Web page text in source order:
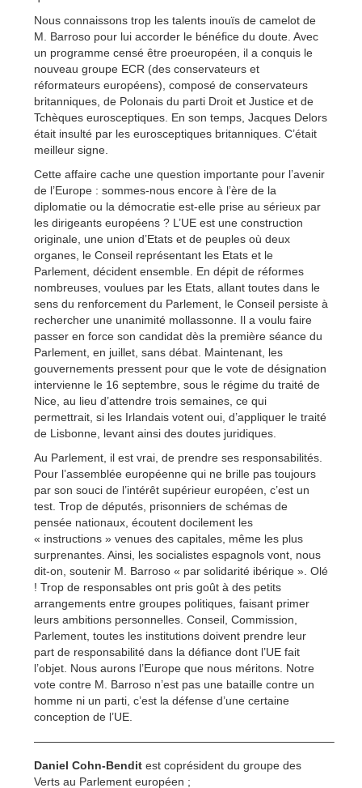
Nous connaissons trop les talents inouïs de camelot de
M. Barroso pour lui accorder le bénéfice du doute. Avec
un programme censé être proeuropéen, il a conquis le
nouveau groupe ECR (des conservateurs et
réformateurs européens), composé de conservateurs
britanniques, de Polonais du parti Droit et Justice et de
Tchèques eurosceptiques. En son temps, Jacques Delors
était insulté par les eurosceptiques britanniques. C’était
meilleur signe.
Cette affaire cache une question importante pour l’avenir
de l’Europe : sommes-nous encore à l’ère de la
diplomatie ou la démocratie est-elle prise au sérieux par
les dirigeants européens ? L’UE est une construction
originale, une union d’Etats et de peuples où deux
organes, le Conseil représentant les Etats et le
Parlement, décident ensemble. En dépit de réformes
nombreuses, voulues par les Etats, allant toutes dans le
sens du renforcement du Parlement, le Conseil persiste à
rechercher une unanimité mollassonne. Il a voulu faire
passer en force son candidat dès la première séance du
Parlement, en juillet, sans débat. Maintenant, les
gouvernements pressent pour que le vote de désignation
intervienne le 16 septembre, sous le régime du traité de
Nice, au lieu d’attendre trois semaines, ce qui
permettrait, si les Irlandais votent oui, d’appliquer le traité
de Lisbonne, levant ainsi des doutes juridiques.
Au Parlement, il est vrai, de prendre ses responsabilités.
Pour l’assemblée européenne qui ne brille pas toujours
par son souci de l’intérêt supérieur européen, c’est un
test. Trop de députés, prisonniers de schémas de
pensée nationaux, écoutent docilement les
« instructions » venues des capitales, même les plus
surprenantes. Ainsi, les socialistes espagnols vont, nous
dit-on, soutenir M. Barroso « par solidarité ibérique ». Olé
! Trop de responsables ont pris goût à des petits
arrangements entre groupes politiques, faisant primer
leurs ambitions personnelles. Conseil, Commission,
Parlement, toutes les institutions doivent prendre leur
part de responsabilité dans la défiance dont l’UE fait
l’objet. Nous aurons l’Europe que nous méritons. Notre
vote contre M. Barroso n’est pas une bataille contre un
homme ni un parti, c’est la défense d’une certaine
conception de l’UE.
——————————————————————————–
Daniel Cohn-Bendit est coprésident du groupe des
Verts au Parlement européen ;